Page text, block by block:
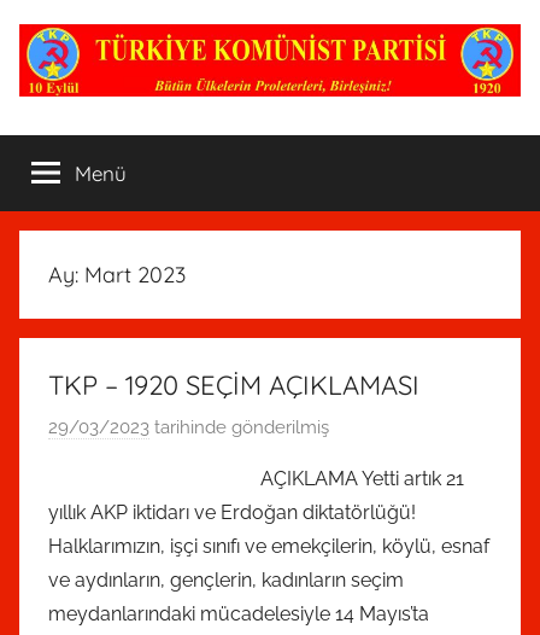
atla
TKP
Komünist
varsa,
Parti
oradadır!
Menü
Ay: Mart 2023
TKP – 1920 SEÇİM AÇIKLAMASI
29/03/2023 tarihinde gönderilmiş
P
A
d
m
i
AÇIKLAMA Yetti artık 21
yıllık AKP iktidarı ve Erdoğan diktatörlüğü!
Halklarımızın, işçi sınıfı ve emekçilerin, köylü, esnaf
ve aydınların, gençlerin, kadınların seçim
meydanlarındaki mücadelesiyle 14 Mayıs’ta